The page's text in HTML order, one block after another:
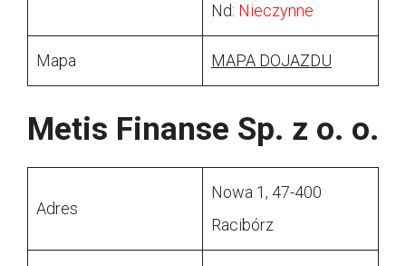
Nd: Nieczynne
Mapa MAPA DOJAZDU
Metis Finanse Sp. z o. o.
Adres
Nowa 1, 47-400
Racibórz